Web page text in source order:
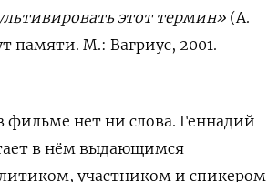
этот термин» (А.
памяти. М.: Вагриус, 2001.
фильме нет ни слова. Геннадий
в нём выдающимся
участником и спикером